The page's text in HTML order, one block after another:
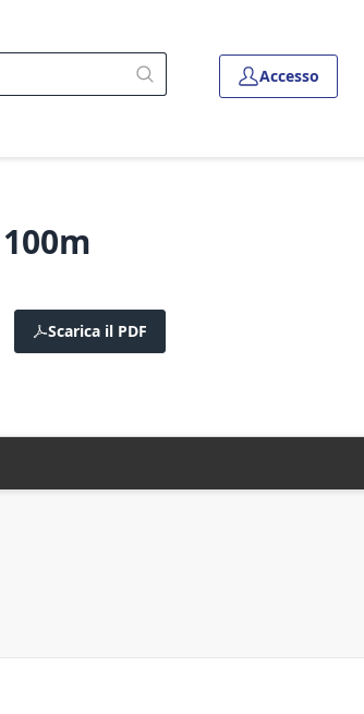
Accesso
Scarica il PDF